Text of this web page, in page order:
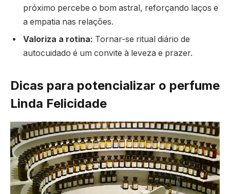
próximo percebe o bom astral, reforçando laços e
a empatia nas relações.
Valoriza a rotina: Tornar-se ritual diário de
autocuidado é um convite à leveza e prazer.
Dicas para potencializar o perfume
Linda Felicidade